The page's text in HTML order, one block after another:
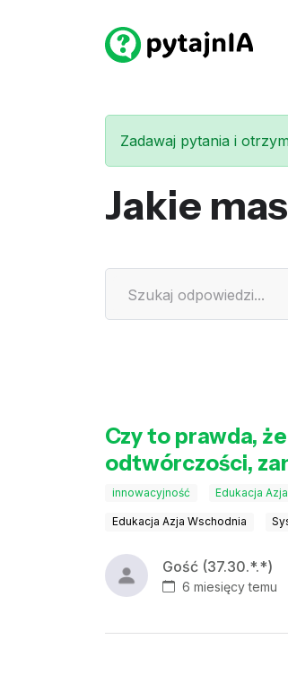
Zadawaj pytania i
Jakie
Czy to prawda,
odtwórczości,
innowacyjność Edukacja Azja
Edukacja Azja Wschodnia
Gość (37.30.*.*)
6 miesięcy temu